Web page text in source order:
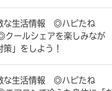
な生活情報 ◎ハピたね
ルシェアを楽しみなが
策」をしよう！
な生活情報 ◎ハピたね